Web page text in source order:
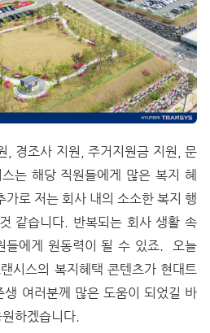
, 경조사 지원, 주거지원금 지원, 문
는 해당 직원들에게 많은 복지 혜
가로 저는 회사 내의 소소한 복지 행
같습니다. 반복되는 회사 생활 속
들에게 원동력이 될 수 있죠. 오늘
시스의 복지혜택 콘텐츠가 현대트
생 여러분께 많은 도움이 되었길 바
하겠습니다.